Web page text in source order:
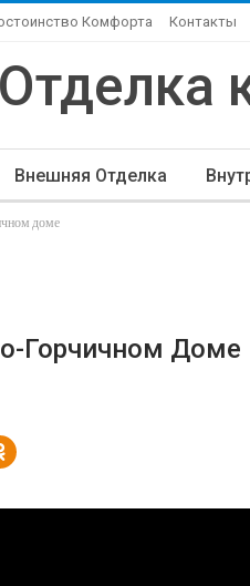
Комфорта Контакты
Внешняя Отделка
Дизайн
доме
Горчичном Доме